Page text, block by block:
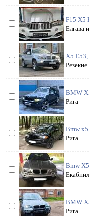
F15 X5
Елгава
X5 E53,
BMW
Рига
Bmw
Рига
Bmw
BMW
Рига